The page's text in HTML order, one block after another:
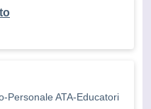
Personale ATA-Educatori